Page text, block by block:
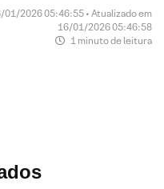
01/2026 05:46:55 • Atualizado em
16/01/2026 05:46:58
1 minuto de leitura